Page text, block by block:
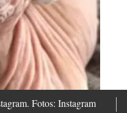
Fotos: Instagram